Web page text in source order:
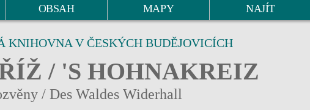
OBSAH MAPY NAJÍT
KNIHOVNA V ČESKÝCH BUDĚJOVICÍCH
/ 'S HOHNAKREIZ
/ Des Waldes Widerhall